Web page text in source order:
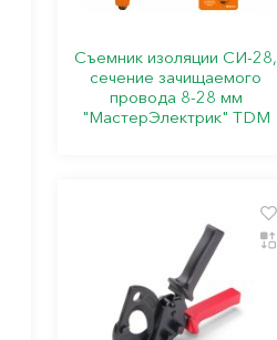
Съемник изоляции СИ-28,
сечение зачищаемого
провода 8-28 мм
"МастерЭлектрик" TDM